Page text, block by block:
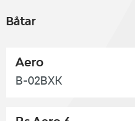
Båtar
Aero
B-02BXK